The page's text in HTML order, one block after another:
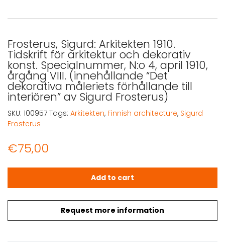
Frosterus, Sigurd: Arkitekten 1910.
Tidskrift för arkitektur och dekorativ
konst. Specialnummer, N:o 4, april 1910,
årgång VIII. (innehållande “Det
dekorativa måleriets förhållande till
interiören” av Sigurd Frosterus)
€75,00
Request more information
Frosterus, Sigurd: Arkitekten 1910. Tidskrift för
Add to cart
SKU: 100957 Tags: Arkitekten, Finnish architecture, Sigurd
Frosterus